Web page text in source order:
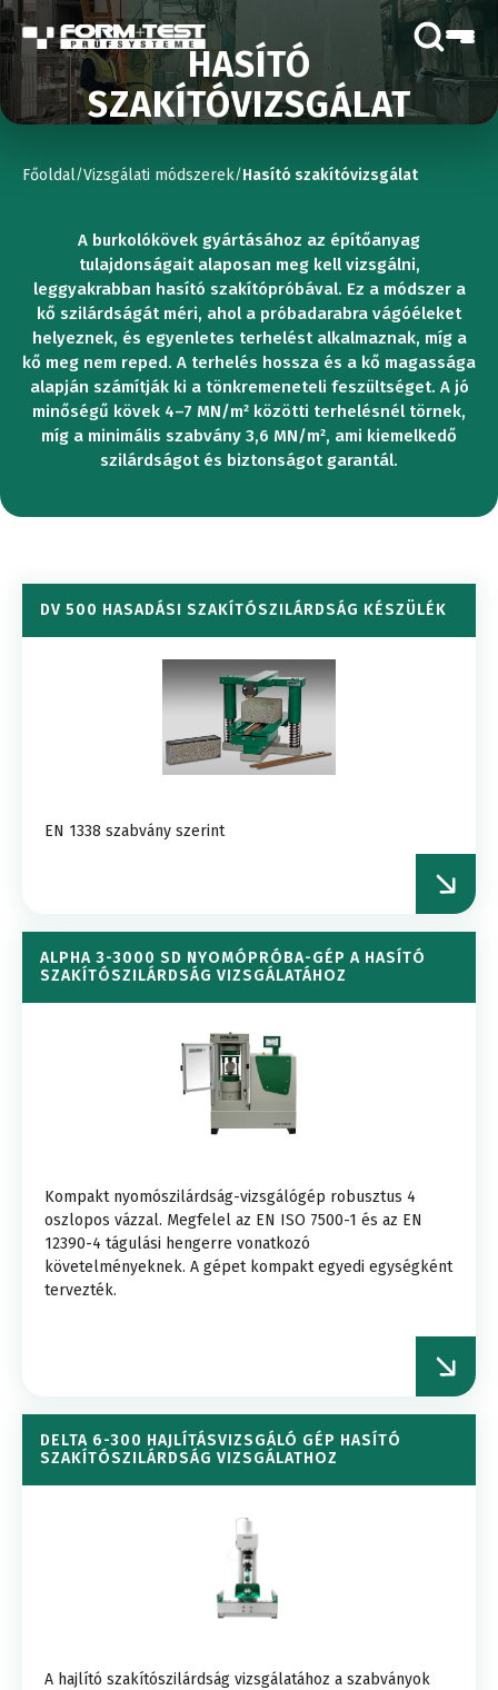
HASÍTÓ
SZAKÍTÓVIZSGÁLAT
Főoldal/Vizsgálati módszerek/Hasító szakítóvizsgálat
A burkolókövek gyártásához az építőanyag
tulajdonságait alaposan meg kell vizsgálni,
leggyakrabban hasító szakítópróbával. Ez a módszer a
kő szilárdságát méri, ahol a próbadarabra vágóéleket
helyeznek, és egyenletes terhelést alkalmaznak, míg a
kő meg nem reped. A terhelés hossza és a kő magassága
alapján számítják ki a tönkremeneteli feszültséget. A jó
minőségű kövek 4–7 MN/m² közötti terhelésnél törnek,
míg a minimális szabvány 3,6 MN/m², ami kiemelkedő
szilárdságot és biztonságot garantál.
DV 500 HASADÁSI SZAKÍTÓSZILÁRDSÁG KÉSZÜLÉK
EN 1338 szabvány szerint
ALPHA 3-3000 SD NYOMÓPRÓBA-GÉP A HASÍTÓ
SZAKÍTÓSZILÁRDSÁG VIZSGÁLATÁHOZ
Kompakt nyomószilárdság-vizsgálógép robusztus 4
oszlopos vázzal. Megfelel az EN ISO 7500-1 és az EN
12390-4 tágulási hengerre vonatkozó
követelményeknek. A gépet kompakt egyedi egységként
tervezték.
DELTA 6-300 HAJLÍTÁSVIZSGÁLÓ GÉP HASÍTÓ
SZAKÍTÓSZILÁRDSÁG VIZSGÁLATHOZ
A hajlító szakítószilárdság vizsgálatához a szabványok